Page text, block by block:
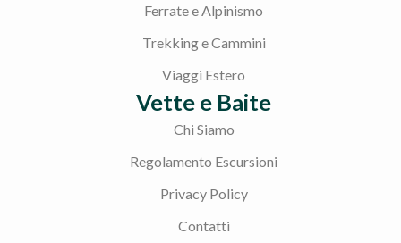
Ferrate e Alpinismo
Trekking e Cammini
Viaggi Estero
Vette e Baite
Chi Siamo
Regolamento Escursioni
Privacy Policy
Contatti